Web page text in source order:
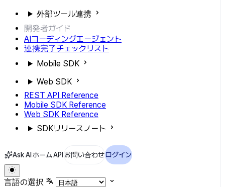
外部ツール連携
開発者ガイド
AIコーディングエージェント
連携完了チェックリスト
Mobile SDK
Web SDK
REST API Reference
Mobile SDK Reference
Web SDK Reference
SDKリリースノート
Ask AI ホームAPI お問い合わせログイン
言語の選択